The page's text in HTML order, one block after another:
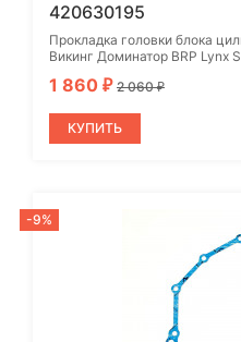
420630195
Прокладка головки блока
Викинг Доминатор BRP Lynx
1 860 ₽ 2 060₽
КУПИТЬ
-9%